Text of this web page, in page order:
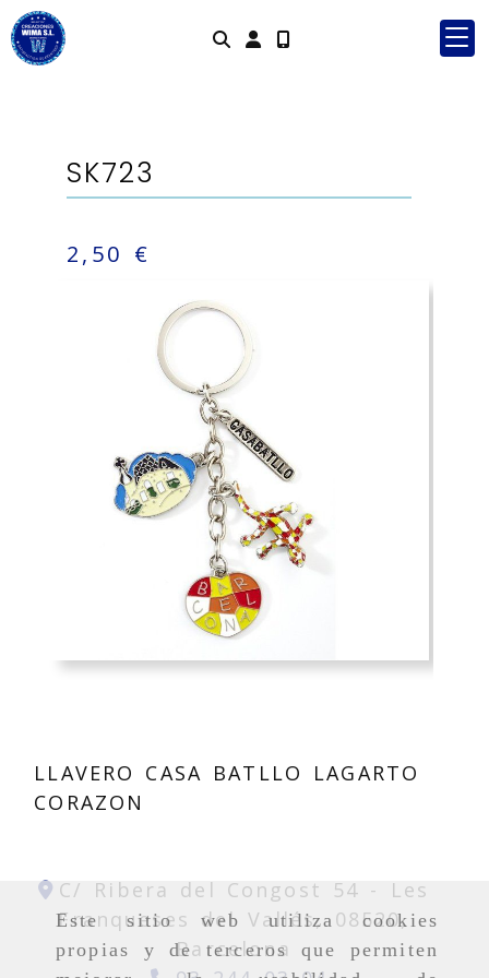
Este sitio web utiliza cookies
propias y de terceros que permiten
Identifícate
SK723
2,50 €
LLAVERO CASA BATLLO LAGARTO
CORAZON
C/ Ribera del Congost 54 -
Les
Franqueses del Vallés, 08520,
Barcelona